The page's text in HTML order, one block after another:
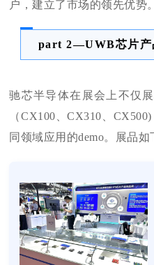
户，建立了市场的领先优势。
part 2—UWB芯片产
驰芯半导体在展会上不仅
（CX100、CX310、
同领域应用的demo。展品如